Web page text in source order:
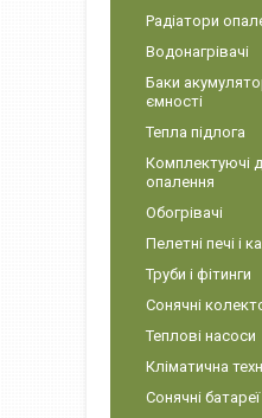
Радіатори
Водонагрівачі
Баки
ємності
Тепла підлога
Комплектуючі
опалення
Обогрівачі
Пелетні печі і
Труби і фітинги
Сонячні
Теплові насоси
Кліматична
Сонячні батареї